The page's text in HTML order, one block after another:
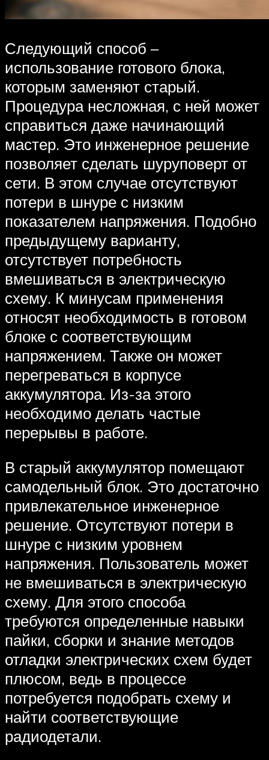
Следующий способ –
использование готового блока,
которым заменяют старый.
Процедура несложная, с ней может
справиться даже начинающий
мастер. Это инженерное решение
позволяет сделать шуруповерт от
сети. В этом случае отсутствуют
потери в шнуре с низким
показателем напряжения. Подобно
предыдущему варианту,
отсутствует потребность
вмешиваться в электрическую
схему. К минусам применения
относят необходимость в готовом
блоке с соответствующим
напряжением. Также он может
перегреваться в корпусе
аккумулятора. Из-за этого
необходимо делать частые
перерывы в работе.
В старый аккумулятор помещают
самодельный блок. Это достаточно
привлекательное инженерное
решение. Отсутствуют потери в
шнуре с низким уровнем
напряжения. Пользователь может
не вмешиваться в электрическую
схему. Для этого способа
требуются определенные навыки
пайки, сборки и знание методов
отладки электрических схем будет
плюсом, ведь в процессе
потребуется подобрать схему и
найти соответствующие
радиодетали.